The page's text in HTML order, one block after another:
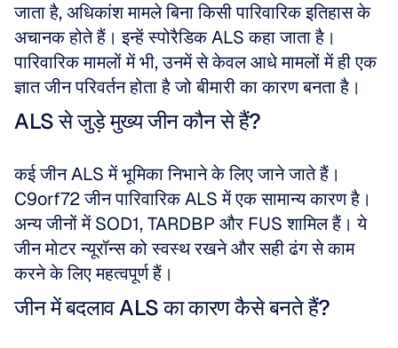
जाता है, अधिकांश मामले बिना किसी पारिवारिक इतिहास के
अचानक होते हैं। इन्हें स्पोरैडिक ALS कहा जाता है।
पारिवारिक मामलों में भी, उनमें से केवल आधे मामलों में ही एक
ज्ञात जीन परिवर्तन होता है जो बीमारी का कारण बनता है।
ALS से जुड़े मुख्य जीन कौन से हैं?
कई जीन ALS में भूमिका निभाने के लिए जाने जाते हैं।
C9orf72 जीन पारिवारिक ALS में एक सामान्य कारण है।
अन्य जीनों में SOD1, TARDBP और FUS शामिल हैं। ये
जीन मोटर न्यूरॉन्स को स्वस्थ रखने और सही ढंग से काम
करने के लिए महत्वपूर्ण हैं।
जीन में बदलाव ALS का कारण कैसे बनते हैं?